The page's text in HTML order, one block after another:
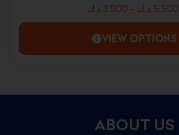
3.500 د.ك - 5.500 د.ك
VIEW OPTIONS
ABOUT US